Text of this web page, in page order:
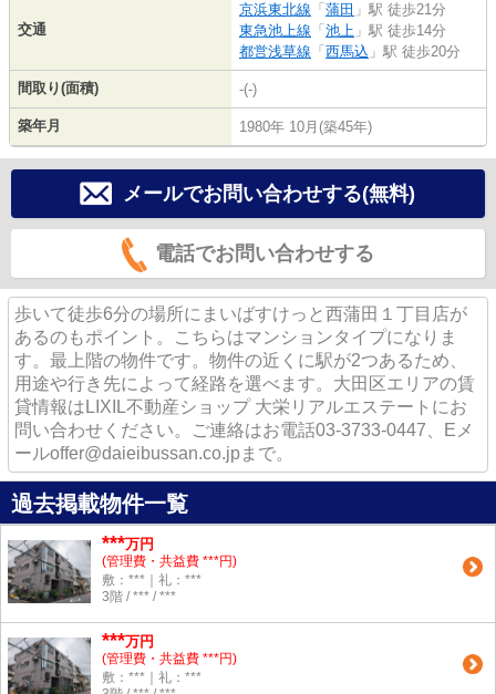
交通
京浜東北線 「 蒲田 」駅 徒歩21分
東急池上線 「 池上 」駅 徒歩14分
都営浅草線 「 西馬込 」駅 徒歩20分
間取り(面積) -(-)
築年月 1980年 10月(築45年)
メールでお問い合わせする(無料)
電話でお問い合わせする
歩いて徒歩6分の場所にまいばすけっと西蒲田１丁目店が
あるのもポイント。こちらはマンションタイプになりま
す。最上階の物件です。物件の近くに駅が2つあるため、
用途や行き先によって経路を選べます。大田区エリアの賃
貸情報はLIXIL不動産ショップ 大栄リアルエステートにお
問い合わせください。ご連絡はお電話03-3733-0447、Eメ
ールoffer@daieibussan.co.jpまで。
過去掲載物件一覧
***万円
(管理費・共益費 ***円)
敷：***｜礼：***
3階 / *** / ***
***万円
(管理費・共益費 ***円)
敷：***｜礼：***